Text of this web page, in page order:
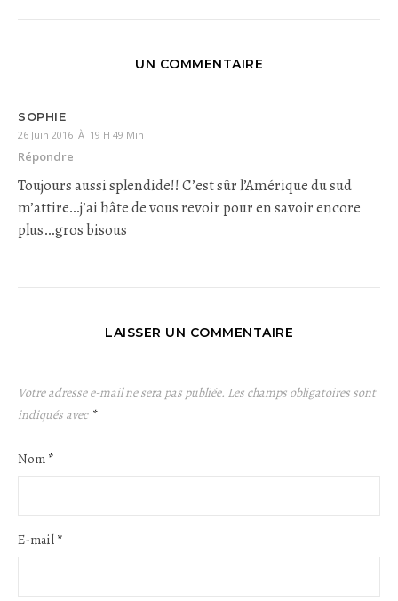
UN COMMENTAIRE
SOPHIE
26 Juin 2016 À 19 H 49 Min
Répondre
Toujours aussi splendide!! C’est sûr l’Amérique du sud
m’attire…j’ai hâte de vous revoir pour en savoir encore
plus…gros bisous
LAISSER UN COMMENTAIRE
Votre adresse e-mail ne sera pas publiée. Les champs obligatoires sont
indiqués avec *
Nom *
E-mail *